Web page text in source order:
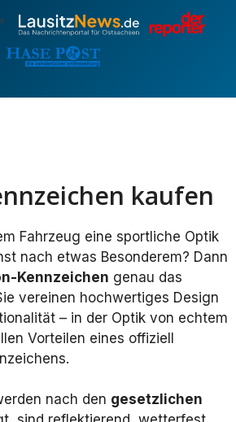
kaufen
Fahrzeug eine sportliche Optik
nach etwas Besonderem? Dann
Kennzeichen genau das
vereinen hochwertiges Design
– in der Optik von echtem
Vorteilen eines offiziell
nach den gesetzlichen